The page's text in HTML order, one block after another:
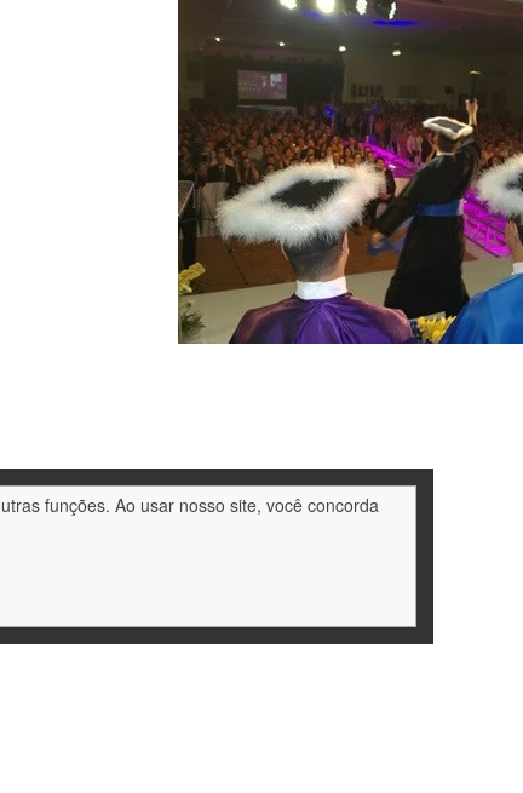
funções. Ao usar nosso site, você concorda